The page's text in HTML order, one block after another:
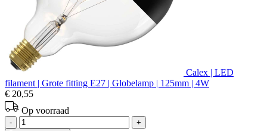
Calex | LED
filament | Grote fitting E27 | Globelamp | 125mm | 4W
€ 20,55
Op voorraad
- +